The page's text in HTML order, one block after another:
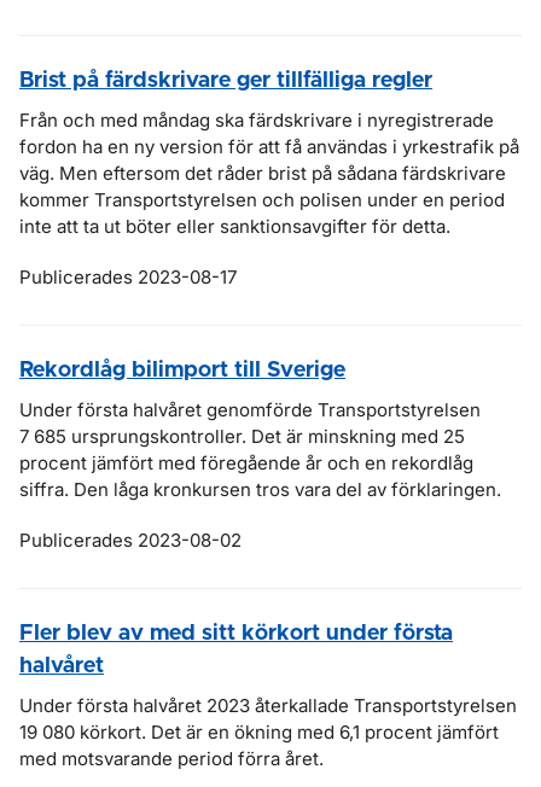
Brist på färdskrivare ger tillfälliga regler
Från och med måndag ska färdskrivare i nyregistrerade
fordon ha en ny version för att få användas i yrkestrafik på
väg. Men eftersom det råder brist på sådana färdskrivare
kommer Transportstyrelsen och polisen under en period
inte att ta ut böter eller sanktionsavgifter för detta.
Publicerades 2023-08-17
Rekordlåg bilimport till Sverige
Under första halvåret genomförde Transportstyrelsen
7 685 ursprungskontroller. Det är minskning med 25
procent jämfört med föregående år och en rekordlåg
siffra. Den låga kronkursen tros vara del av förklaringen.
Publicerades 2023-08-02
Fler blev av med sitt körkort under första
halvåret
Under första halvåret 2023 återkallade Transportstyrelsen
19 080 körkort. Det är en ökning med 6,1 procent jämfört
med motsvarande period förra året.